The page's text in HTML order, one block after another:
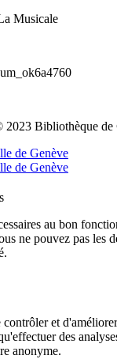
2023 Bibliothèque de
au bon
ne pouvez pas les
contrôler et
des
anonyme.